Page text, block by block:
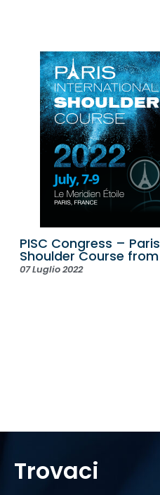
PISC Congress –
Shoulder Course
07 Luglio 2022
Trovaci